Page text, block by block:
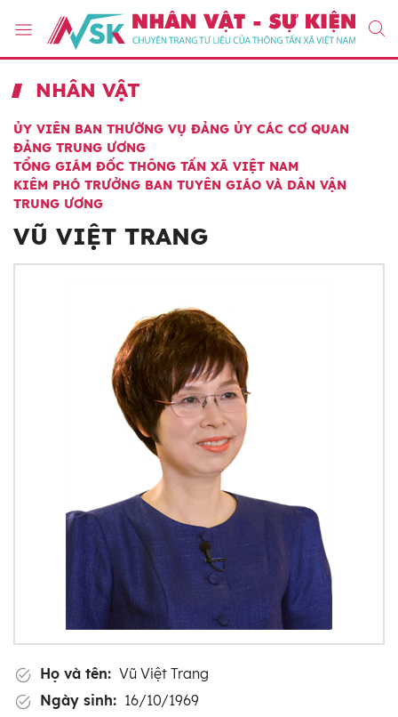
NHÂN VẬT
ỦY VIÊN BAN THƯỜNG VỤ ĐẢNG ỦY CÁC CƠ QUAN
ĐẢNG TRUNG ƯƠNG
TỔNG GIÁM ĐỐC THÔNG TẤN XÃ VIỆT NAM
KIÊM PHÓ TRƯỞNG BAN TUYÊN GIÁO VÀ DÂN VẬN
TRUNG ƯƠNG
VŨ VIỆT TRANG
Họ và tên: Vũ Việt Trang
Ngày sinh: 16/10/1969